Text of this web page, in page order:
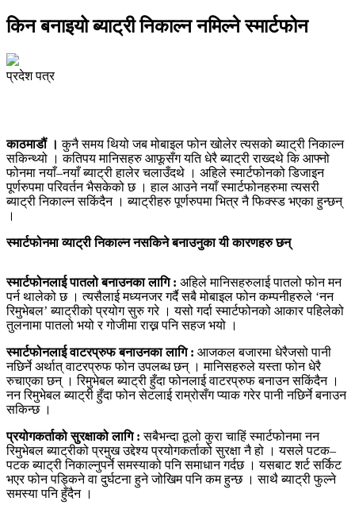
किन बनाइयो ब्याट्री निकाल्न नमिल्ने स्मार्टफोन
प्रदेश पत्र
काठमाडौं ।कुनै समय थियो जब मोबाइल फोन खोलेर त्यसको ब्याट्री निकाल्न
सकिन्थ्यो । कतिपय मानिसहरु आफूसँग यति धेरै ब्याट्री राख्दथे कि आफ्नो
फोनमा नयाँ–नयाँ ब्याट्री हालेर चलाउँदथे । अहिले स्मार्टफोनको डिजाइन
पूर्णरुपमा परिवर्तन भैसकेको छ । हाल आउने नयाँ स्मार्टफोनहरुमा त्यसरी
ब्याट्री निकाल्न सकिंदैन । ब्याट्रीहरु पूर्णरुपमा भित्र नै फिक्स्ड भएका हुन्छन्
।
स्मार्टफोनमा व्याट्री निकाल्न नसकिने बनाउनुका यी कारणहरु छन्
स्मार्टफोनलाई पातलो बनाउनका लागि : अहिले मानिसहरुलाई पातलो फोन मन
पर्न थालेको छ । त्यसैलाई मध्यनजर गर्दै सबै मोबाइल फोन कम्पनीहरुले ‘नन
रिमुभेबल’ ब्याट्रीको प्रयोग सुरु गरे । यसो गर्दा स्मार्टफोनको आकार पहिलेको
तुलनामा पातलो भयो र गोजीमा राख्न पनि सहज भयो ।
स्मार्टफोनलाई वाटरप्रुफ बनाउनका लागि : आजकल बजारमा धेरैजसो पानी
नछिर्ने अर्थात् वाटरप्रुफ फोन उपलब्ध छन् । मानिसहरुले यस्ता फोन धेरै
रुचाएका छन् । रिमुभेबल ब्याट्री हुँदा फोनलाई वाटरप्रुफ बनाउन सकिंदैन ।
नन रिमुभेबल ब्याट्री हुँदा फोन सेटलाई राम्रोसँग प्याक गरेर पानी नछिर्ने बनाउन
सकिन्छ ।
प्रयोगकर्ताको सुरक्षाको लागि :सबैभन्दा ठूलो कुरा चाहिं स्मार्टफोनमा नन
रिमुभेबल ब्याट्रीको प्रमुख उद्देश्य प्रयोगकर्ताको सुरक्षा नै हो । यसले पटक–
पटक ब्याट्री निकाल्नुपर्ने समस्याको पनि समाधान गर्दछ । यसबाट शर्ट सर्किट
भएर फोन पड्किने वा दुर्घटना हुने जोखिम पनि कम हुन्छ । साथै ब्याट्री फुल्ने
समस्या पनि हुँदैन ।